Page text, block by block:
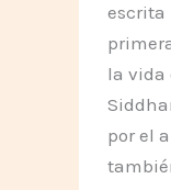
escrita
la vida
por el